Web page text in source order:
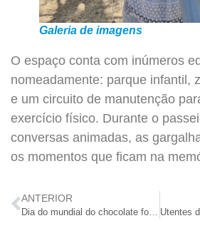
Galeria de imagens
O espaço conta com inúmeros
nomeadamente: parque infantil,
e um circuito de manutenção
exercício físico. Durante o
conversas animadas, as
os momentos que ficam na
ANTERIOR
Dia do mundial do chocolate foi comemorado com atividades culinárias